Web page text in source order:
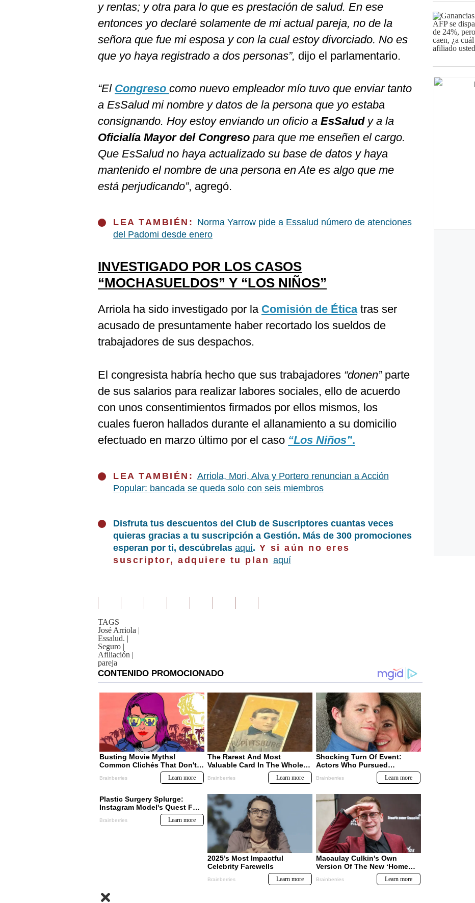
y rentas; y otra para lo que es prestación de salud. En ese
entonces yo declaré solamente de mi actual pareja, no de la
señora que fue mi esposa y con la cual estoy divorciado. No es
que yo haya registrado a dos personas”, dijo el parlamentario.
“El Congreso como nuevo empleador mío tuvo que enviar tanto
a EsSalud mi nombre y datos de la persona que yo estaba
consignando. Hoy estoy enviando un oficio a EsSaludy a la
Oficialía Mayor del Congreso para que me enseñen el cargo.
Que EsSalud no haya actualizado su base de datos y haya
mantenido el nombre de una persona en Ate es algo que me
está perjudicando”, agregó.
LEA TAMBIÉN: Norma Yarrow pide a Essalud número de atenciones
del Padomi desde enero
INVESTIGADO POR LOS CASOS
“MOCHASUELDOS” Y “LOS NIÑOS”
Arriola ha sido investigado por la Comisión de Éticatras ser
acusado de presuntamente haber recortado los sueldos de
trabajadores de sus despachos.
El congresista habría hecho que sus trabajadores “donen”parte
de sus salarios para realizar labores sociales, ello de acuerdo
con unos consentimientos firmados por ellos mismos, los
cuales fueron hallados durante el allanamiento a su domicilio
efectuado en marzo último por el caso “Los Niños”.
LEA TAMBIÉN: Arriola, Mori, Alva y Portero renuncian a Acción
Popular: bancada se queda solo con seis miembros
Disfruta tus descuentos del Club de Suscriptores cuantas veces
quieras gracias a tu suscripción a Gestión. Más de 300 promociones
esperan por ti, descúbrelas aquí. Y si aún no eres
suscriptor, adquiere tu plan aquí
TAGS
José Arriola |
Essalud. |
Seguro |
Afiliación |
pareja